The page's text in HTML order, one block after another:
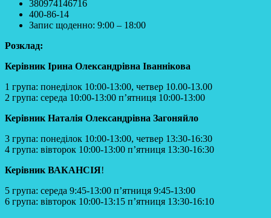
380974146716
400-86-14
Запис щоденно: 9:00 – 18:00
Розклад:
Керівник Ірина Олександрівна Іваннікова
1 група: понеділок 10:00-13:00, четвер 10.00-13.00
2 група: середа 10:00-13:00 п’ятниця 10:00-13:00
Керівник Наталія Олександрівна Загоняйло
3 група: понеділок 10:00-13:00, четвер 13:30-16:30
4 група: вівторок 10:00-13:00 п’ятниця 13:30-16:30
Керівник ВАКАНСІЯ!
5 група: середа 9:45-13:00 п’ятниця 9:45-13:00
6 група: вівторок 10:00-13:15 п’ятниця 13:30-16:10